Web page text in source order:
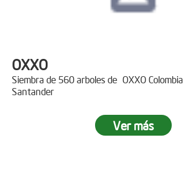
OXXO
Siembra de 560 arboles de OXXO Colombia
Santander
Ver más